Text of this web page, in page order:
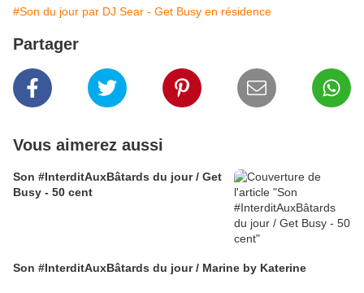
#Son du jour par DJ Sear - Get Busy en résidence
Partager
Vous aimerez aussi
Son #InterditAuxBâtards du jour / Get
Busy - 50 cent
Son #InterditAuxBâtards du jour / Marine by Katerine